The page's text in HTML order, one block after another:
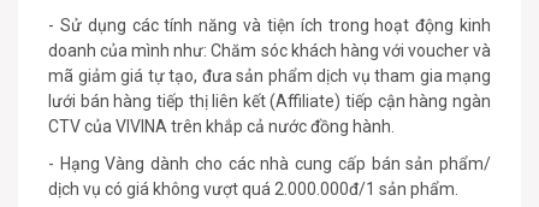
- Sử dụng các tính năng và tiện ích trong hoạt động kinh
doanh của mình như: Chăm sóc khách hàng với voucher và
mã giảm giá tự tạo, đưa sản phẩm dịch vụ tham gia mạng
lưới bán hàng tiếp thị liên kết (Affiliate) tiếp cận hàng ngàn
CTV của VIVINA trên khắp cả nước đồng hành.
- Hạng Vàng dành cho các nhà cung cấp bán sản phẩm/
dịch vụ có giá không vượt quá 2.000.000đ/1 sản phẩm.